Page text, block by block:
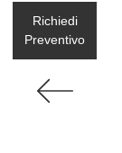
Richiedi
Preventivo